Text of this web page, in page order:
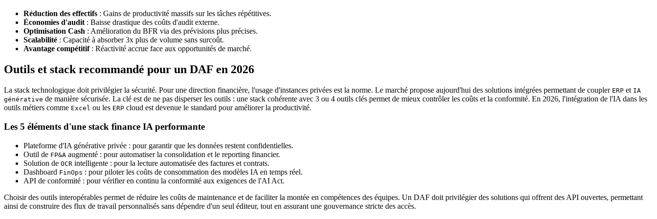
Réduction des effectifs : Gains de productivité massifs sur les tâches répétitives.
Économies d'audit : Baisse drastique des coûts d'audit externe.
Optimisation Cash : Amélioration du BFR via des prévisions plus précises.
Scalabilité : Capacité à absorber 3x plus de volume sans surcoût.
Avantage compétitif: Réactivité accrue face aux opportunités de marché.
Outils et stack recommandé pour un DAF en 2026
La stack technologique doit privilégier la sécurité. Pour une direction financière, l'usage d'instances privées est la norme. Le marché propose aujourd'hui des solutions intégrées permettant de coupler ERP et IA
générative de manière sécurisée. La clé est de ne pas disperser les outils : une stack cohérente avec 3 ou 4 outils clés permet de mieux contrôler les coûts et la conformité. En 2026, l'intégration de l'IA dans les
outils métiers comme Excel ou les ERP cloud est devenue le standard pour améliorer la productivité.
Les 5 éléments d'une stack finance IA performante
Plateforme d'IA générative privée : pour garantir que les données restent confidentielles.
Outil de FP&A augmenté : pour automatiser la consolidation et le reporting financier.
Solution de OCR intelligente : pour la lecture automatisée des factures et contrats.
Dashboard FinOps : pour piloter les coûts de consommation des modèles IA en temps réel.
API de conformité : pour vérifier en continu la conformité aux exigences de l'AI Act.
Choisir des outils interopérables permet de réduire les coûts de maintenance et de faciliter la montée en compétences des équipes. Un DAF doit privilégier des solutions qui offrent des API ouvertes, permettant
ainsi de construire des flux de travail personnalisés sans dépendre d'un seul éditeur, tout en assurant une gouvernance stricte des accès.